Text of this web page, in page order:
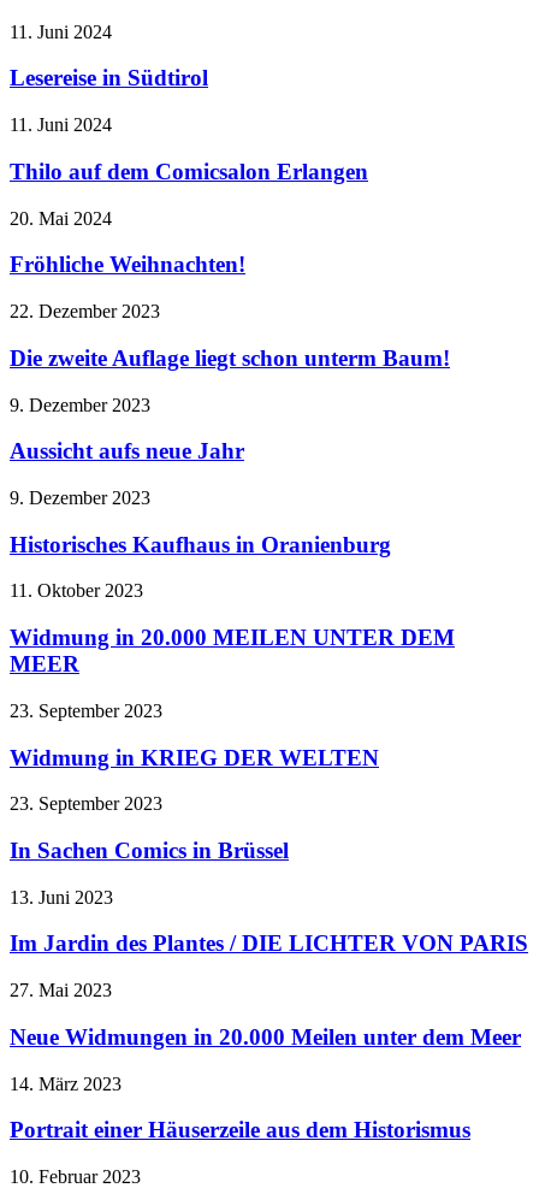
11. Juni 2024
Lesereise in Südtirol
11. Juni 2024
Thilo auf dem Comicsalon Erlangen
20. Mai 2024
Fröhliche Weihnachten!
22. Dezember 2023
Die zweite Auflage liegt schon unterm Baum!
9. Dezember 2023
Aussicht aufs neue Jahr
9. Dezember 2023
Historisches Kaufhaus in Oranienburg
11. Oktober 2023
Widmung in 20.000 MEILEN UNTER DEM
MEER
23. September 2023
Widmung in KRIEG DER WELTEN
23. September 2023
In Sachen Comics in Brüssel
13. Juni 2023
Im Jardin des Plantes / DIE LICHTER VON PARIS
27. Mai 2023
Neue Widmungen in 20.000 Meilen unter dem Meer
14. März 2023
Portrait einer Häuserzeile aus dem Historismus
10. Februar 2023